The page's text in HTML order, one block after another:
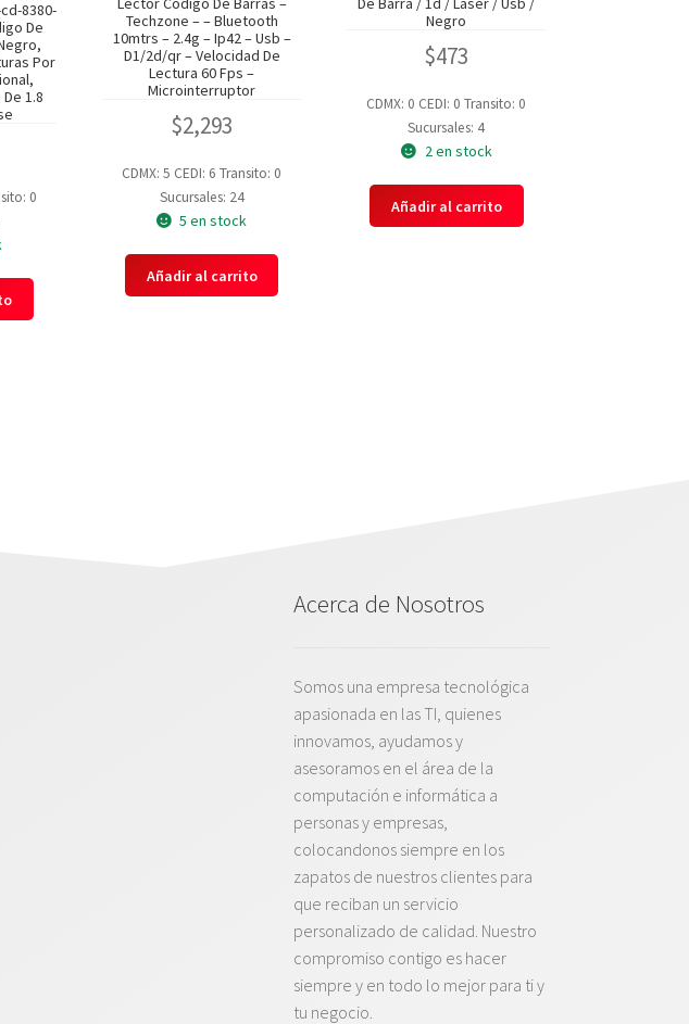
8380-
De
Por
1.8
0
Techzone – – Bluetooth
10mtrs – 2.4g – Ip42 – Usb –
D1/2d/qr – Velocidad De
Lectura 60 Fps –
Microinterruptor
$2,293
CDMX: 5 CEDI: 6Transito: 0
Sucursales: 24
5 en stock
Añadir al carrito
Negro
$473
CDMX: 0 CEDI: 0Transito: 0
Sucursales: 4
2 en stock
Añadir al carrito
Acerca de Nosotros
Somos una empresa tecnológica
apasionada en las TI, quienes
innovamos, ayudamos y
asesoramos en el área de la
computación e informática a
personas y empresas,
colocandonos siempre en los
zapatos de nuestros clientes para
que reciban un servicio
personalizado de calidad. Nuestro
compromiso contigo es hacer
siempre y en todo lo mejor para ti y
tu negocio.